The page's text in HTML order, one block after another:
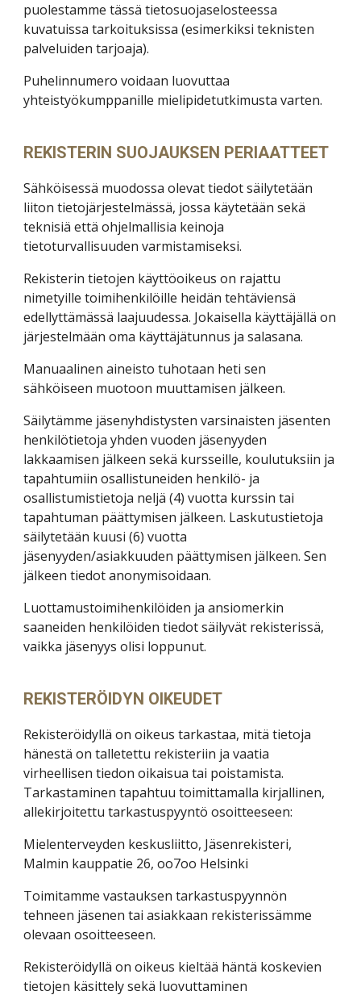
puolestamme tässä tietosuojaselosteessa
kuvatuissa tarkoituksissa (esimerkiksi teknisten
palveluiden tarjoaja).
Puhelinnumero voidaan luovuttaa
yhteistyökumppanille mielipidetutkimusta varten.
REKISTERIN SUOJAUKSEN PERIAATTEET
Sähköisessä muodossa olevat tiedot säilytetään
liiton tietojärjestelmässä, jossa käytetään sekä
teknisiä että ohjelmallisia keinoja
tietoturvallisuuden varmistamiseksi.
Rekisterin tietojen käyttöoikeus on rajattu
nimetyille toimihenkilöille heidän tehtäviensä
edellyttämässä laajuudessa. Jokaisella käyttäjällä on
järjestelmään oma käyttäjätunnus ja salasana.
Manuaalinen aineisto tuhotaan heti sen
sähköiseen muotoon muuttamisen jälkeen.
Säilytämme jäsenyhdistysten varsinaisten jäsenten
henkilötietoja yhden vuoden jäsenyyden
lakkaamisen jälkeen sekä kursseille, koulutuksiin ja
tapahtumiin osallistuneiden henkilö- ja
osallistumistietoja neljä (4) vuotta kurssin tai
tapahtuman päättymisen jälkeen. Laskutustietoja
säilytetään kuusi (6) vuotta
jäsenyyden/asiakkuuden päättymisen jälkeen. Sen
jälkeen tiedot anonymisoidaan.
Luottamustoimihenkilöiden ja ansiomerkin
saaneiden henkilöiden tiedot säilyvät rekisterissä,
vaikka jäsenyys olisi loppunut.
REKISTERÖIDYN OIKEUDET
Rekisteröidyllä on oikeus tarkastaa, mitä tietoja
hänestä on talletettu rekisteriin ja vaatia
virheellisen tiedon oikaisua tai poistamista.
Tarkastaminen tapahtuu toimittamalla kirjallinen,
allekirjoitettu tarkastuspyyntö osoitteeseen:
Mielenterveyden keskusliitto, Jäsenrekisteri,
Malmin kauppatie 26, oo7oo Helsinki
Toimitamme vastauksen tarkastuspyynnön
tehneen jäsenen tai asiakkaan rekisterissämme
olevaan osoitteeseen.
Rekisteröidyllä on oikeus kieltää häntä koskevien
tietojen käsittely sekä luovuttaminen